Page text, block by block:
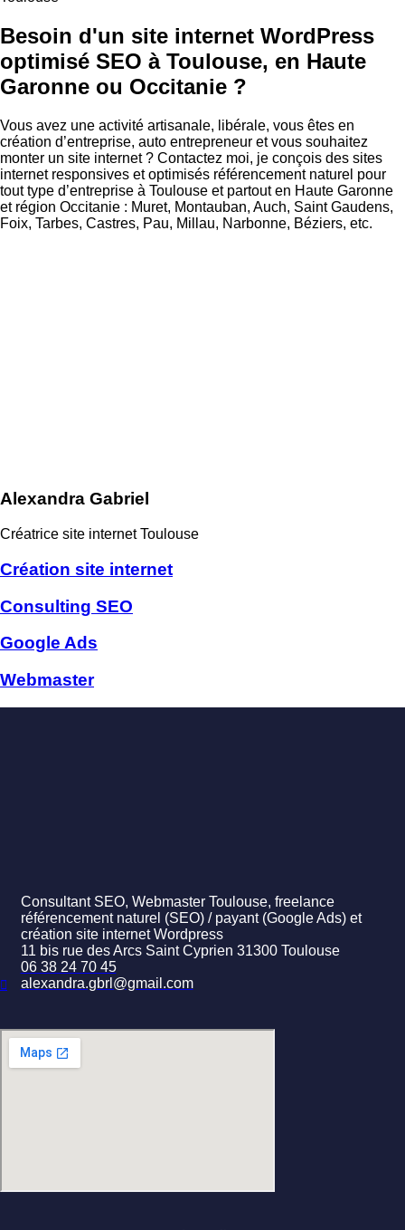
Besoin d'un site internet WordPress
optimisé SEO à Toulouse, en Haute
Garonne ou Occitanie ?
Vous avez une activité artisanale, libérale, vous êtes en
création d’entreprise, auto entrepreneur et vous souhaitez
monter un site internet ? Contactez moi, je conçois des sites
internet responsives et optimisés référencement naturel pour
tout type d’entreprise à Toulouse et partout en Haute Garonne
et région Occitanie : Muret, Montauban, Auch, Saint Gaudens,
Foix, Tarbes, Castres, Pau, Millau, Narbonne, Béziers, etc.
Alexandra Gabriel
Créatrice site internet Toulouse
Création site internet
Consulting SEO
Google Ads
Webmaster
Consultant SEO, Webmaster Toulouse, freelance
référencement naturel (SEO) / payant (Google Ads) et
création site internet Wordpress
11 bis rue des Arcs Saint Cyprien 31300 Toulouse
06 38 24 70 45
alexandra.gbrl@gmail.com